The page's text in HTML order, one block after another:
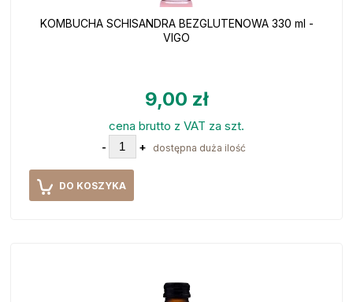
KOMBUCHA SCHISANDRA BEZGLUTENOWA 330 ml -
VIGO
9,00 zł
cena brutto z VAT za szt.
- + dostępna duża ilość
DO KOSZYKA